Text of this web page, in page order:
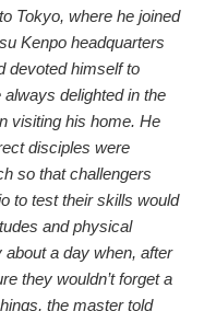
Tokyo, where he joined
Kenpo headquarters
devoted himself to
delighted in the
visiting his home. He
disciples were
so that challengers
to test their skills would
and physical
a day when, after
they wouldn’t forget a
the master told